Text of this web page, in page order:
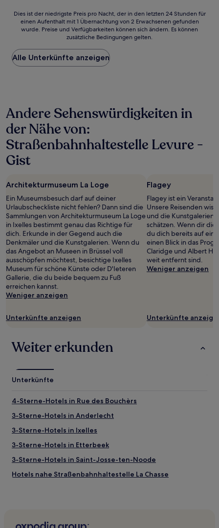
Dies
der
Preis
pro
Nacht,
24 Stunden
für
einen
Aufenthalt
mit
1 Übernachtung
von
gefunden
wurde.
Preise
und
Verfügbarkeiten
können
sich
ändern.
Es
können
zusätzliche
Bedingungen
gelten.
Dies ist der niedrigste Preis pro Nacht, der in den letzten 24 Stunden für
einen Aufenthalt mit 1 Übernachtung von 2 Erwachsenen gefunden
wurde. Preise und Verfügbarkeiten können sich ändern. Es können
zusätzliche Bedingungen gelten.
Alle Unterkünfte anzeigen
Andere Sehenswürdigkeiten in
der Nähe von:
Straßenbahnhaltestelle Levure -
Gist
Architekturmuseum La Loge
Ein Museumsbesuch darf auf deiner
Urlaubscheckliste nicht fehlen? Dann sind die
Sammlungen von Architekturmuseum La Loge
in Ixelles bestimmt genau das Richtige für
dich. Erkunde in der Gegend auch die
Denkmäler und die Kunstgalerien. Wenn du
das Angebot an Museen in Brüssel voll
ausschöpfen möchtest, besichtige Ixelles
Museum für schöne Künste oder D'Ieteren
Gallerie, die du beide bequem zu Fuß
erreichen kannst.
Weniger anzeigen
Unterkünfte anzeigen
Flagey
Flagey ist ein
Unsere Reisenden
und die Kunstgalerien
schätzen. Wenn dir
du dich bereits auf
einen Blick in das
Claridge und Albert
weit entfernt sind.
Weniger anzeigen
Unterkünfte
Weiter erkunden
Unterkünfte
4-Sterne-Hotels in Rue des Bouchèrs
3-Sterne-Hotels in Anderlecht
3-Sterne-Hotels in Ixelles
3-Sterne-Hotels in Etterbeek
3-Sterne-Hotels in Saint-Josse-ten-Noode
Hotels nahe Straßenbahnhaltestelle La Chasse